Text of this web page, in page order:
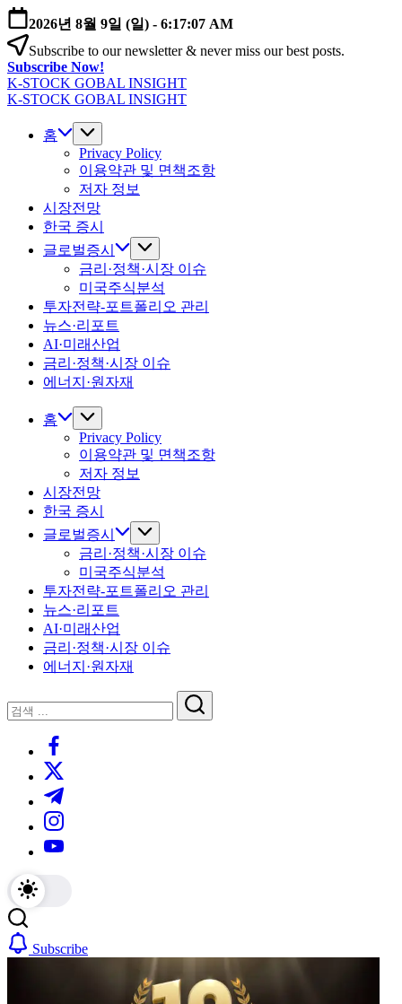
본
문
으
로
건
너
2026년 8월 9일 (일) - 6:17:08 AM
Subscribe to our newsletter & never miss our best posts.
Subscribe Now!
K-STOCK GOBAL INSIGHT
글
K-STOCK GOBAL INSIGHT
홈
Privacy Policy
이용약관 및 면책조항
저자 정보
시장전망
한국 증시
글로벌증시
금리·정책·시장 이슈
미국주식분석
투자전략-포트폴리오 관리
뉴스·리포트
AI·미래산업
금리·정책·시장 이슈
에너지·원자재
홈
Privacy Policy
이용약관 및 면책조항
저자 정보
시장전망
한국 증시
글로벌증시
금리·정책·시장 이슈
미국주식분석
투자전략-포트폴리오 관리
뉴스·리포트
AI·미래산업
금리·정책·시장 이슈
에너지·원자재
닫
기
검
검
https://www.facebook.com/
https://twitter.com/
https://t.me/
https://www.instagram.com/
https://youtube.com/
Subscribe